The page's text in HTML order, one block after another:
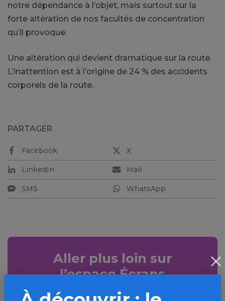
notre dépendance à l’objet, mais surtout sur la
forte altération de nos facultés de concentration
qu’il provoque.
Une altération qui devient dramatique sur la route.
L’inattention est à l’origine de 24 % des accidents
corporels de la route.
PARTAGER
Facebook X
LinkedIn Mail
SMS WhatsApp
Aller plus loin sur
l’espace Écrans
Informations, parcours d’évaluations,